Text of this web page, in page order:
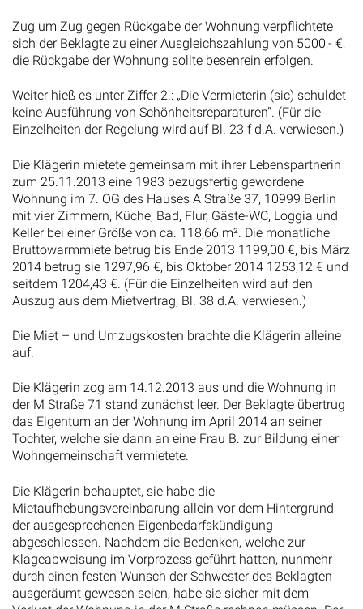
Zug um Zug gegen Rückgabe der Wohnung verpflichtete
sich der Beklagte zu einer Ausgleichszahlung von 5000,- €,
die Rückgabe der Wohnung sollte besenrein erfolgen.
Weiter hieß es unter Ziffer 2.: „Die Vermieterin (sic) schuldet
keine Ausführung von Schönheitsreparaturen“. (Für die
Einzelheiten der Regelung wird auf Bl. 23 f d.A. verwiesen.)
Die Klägerin mietete gemeinsam mit ihrer Lebenspartnerin
zum 25.11.2013 eine 1983 bezugsfertig gewordene
Wohnung im 7. OG des Hauses A Straße 37, 10999 Berlin
mit vier Zimmern, Küche, Bad, Flur, Gäste-WC, Loggia und
Keller bei einer Größe von ca. 118,66 m². Die monatliche
Bruttowarmmiete betrug bis Ende 2013 1199,00 €, bis März
2014 betrug sie 1297,96 €, bis Oktober 2014 1253,12 € und
seitdem 1204,43 €. (Für die Einzelheiten wird auf den
Auszug aus dem Mietvertrag, Bl. 38 d.A. verwiesen.)
Die Miet – und Umzugskosten brachte die Klägerin alleine
auf.
Die Klägerin zog am 14.12.2013 aus und die Wohnung in
der M Straße 71 stand zunächst leer. Der Beklagte übertrug
das Eigentum an der Wohnung im April 2014 an seiner
Tochter, welche sie dann an eine Frau B. zur Bildung einer
Wohngemeinschaft vermietete.
Die Klägerin behauptet, sie habe die
Mietaufhebungsvereinbarung allein vor dem Hintergrund
der ausgesprochenen Eigenbedarfskündigung
abgeschlossen. Nachdem die Bedenken, welche zur
Klageabweisung im Vorprozess geführt hatten, nunmehr
durch einen festen Wunsch der Schwester des Beklagten
ausgeräumt gewesen seien, habe sie sicher mit dem